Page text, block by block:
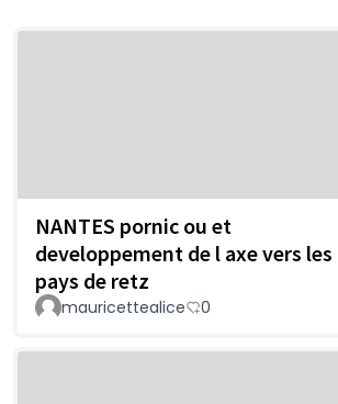
NANTES pornic ou et
developpement de l axe vers les
pays de retz
mauricettealice 0